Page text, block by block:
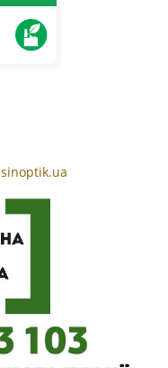
sinoptik.ua